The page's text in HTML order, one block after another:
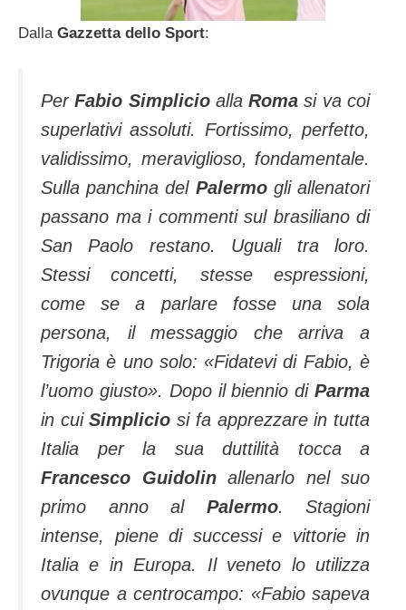
DallaGazzetta dello Sport:
PerFabio SimplicioallaRoma si va coi
superlativi assoluti. Fortissimo, perfetto,
validissimo, meraviglioso, fondamentale.
Sulla panchina del Palermogli allenatori
passano ma i commenti sul brasiliano di
San Paolo restano. Uguali tra loro.
Stessi concetti, stesse espressioni,
come se a parlare fosse una sola
persona, il messaggio che arriva a
Trigoria è uno solo: «Fidatevi di Fabio, è
l’uomo giusto». Dopo il biennio di Parma
in cuiSimplicio si fa apprezzare in tutta
Italia per la sua duttilità tocca a
Francesco Guidolinallenarlo nel suo
primo anno al Palermo. Stagioni
intense, piene di successi e vittorie in
Italia e in Europa. Il veneto lo utilizza
ovunque a centrocampo: «Fabio sapeva